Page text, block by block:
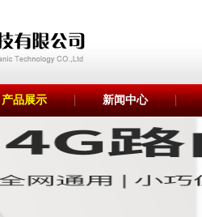
产品展示 新闻中心